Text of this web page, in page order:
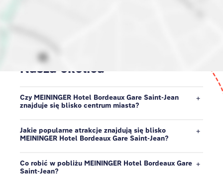
Hotel w centrum Bordeaux |
Nasza okolica
Czy MEININGER Hotel Bordeaux Gare Saint-Jean
znajduje się blisko centrum miasta?
Jakie popularne atrakcje znajdują się blisko
MEININGER Hotel Bordeaux Gare Saint-Jean?
Co robić w pobliżu MEININGER Hotel Bordeaux Gare
Saint-Jean?